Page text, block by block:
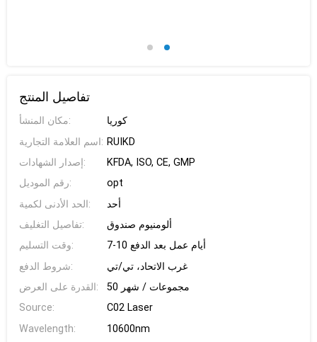
تفاصيل المنتج
مكان المنشأ:
كوريا
اسم العلامة التجارية: RUIKD
إصدار الشهادات:
KFDA, ISO, CE, GMP
رقم الموديل:
opt
الحد الأدنى لكمية:
أحد
تفاصيل التغليف:
ألومنيوم صندوق
وقت التسليم:
7-10 أيام عمل بعد الدفع
شروط الدفع:
غرب الاتحاد، تي/تي
القدرة على العرض:
50 مجموعات / شهر
Source:
C02 Laser
Wavelength:
10600nm